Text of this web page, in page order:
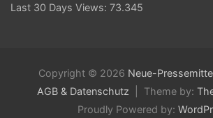
Last 30 Days Views: 73.345
Copyright © 2026 Neue-
AGB & Datenschutz
Theme by:
Proudly Powered by: